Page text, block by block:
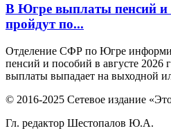
В Югре выплаты пенсий и
пройдут по...
Отделение СФР по Югре
пенсий и пособий в августе 2026
выплаты выпадает на выходной
© 2016-2025 Сетевое издание
Гл. редактор Шестопалов Ю.А.